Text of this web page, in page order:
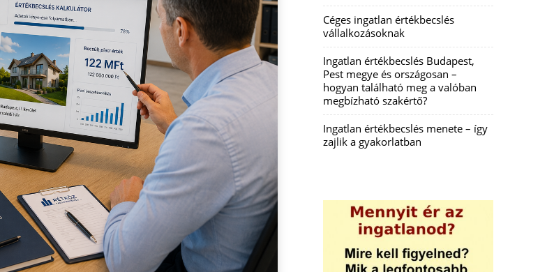
Céges ingatlan értékbecslés
vállalkozásoknak
Ingatlan értékbecslés Budapest,
Pest megye és országosan –
hogyan található meg a valóban
megbízható szakértő?
Ingatlan értékbecslés menete – így
zajlik a gyakorlatban